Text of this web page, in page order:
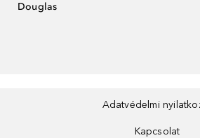
Douglas
Adatvédelmi
Kapcsolat